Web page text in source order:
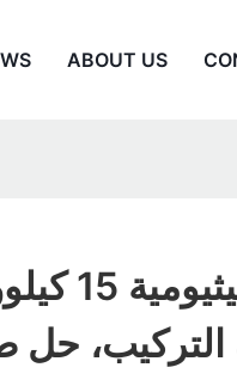
ABOUT US
بطارية
حل